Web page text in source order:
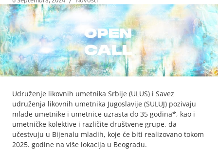
Udruženje likovnih umetnika Srbije (ULUS) i Savez
udruženja likovnih umetnika Jugoslavije (SULUJ) pozivaju
mlade umetnike i umetnice uzrasta do 35 godina*, kao i
umetničke kolektive i različite društvene grupe, da
učestvuju u Bijenalu mladih, koje će biti realizovano tokom
2025. godine na više lokacija u Beogradu.